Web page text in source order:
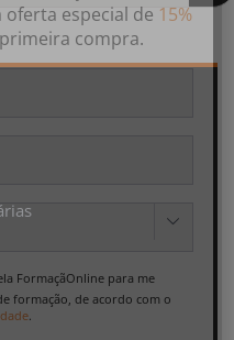
oferta especial de 15%
compra.

FormaçãOnline para me
formação, de acordo com o
.